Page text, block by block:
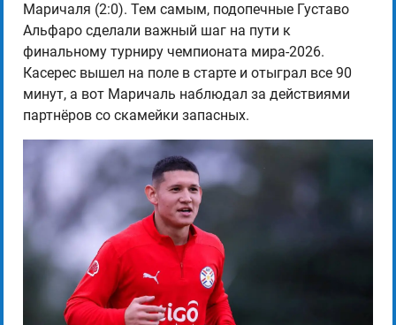
Маричаля (2:0). Тем самым, подопечные Густаво
Альфаро сделали важный шаг на пути к
финальному турниру чемпионата мира-2026.
Касерес вышел на поле в старте и отыграл все 90
минут, а вот Маричаль наблюдал за действиями
партнёров со скамейки запасных.